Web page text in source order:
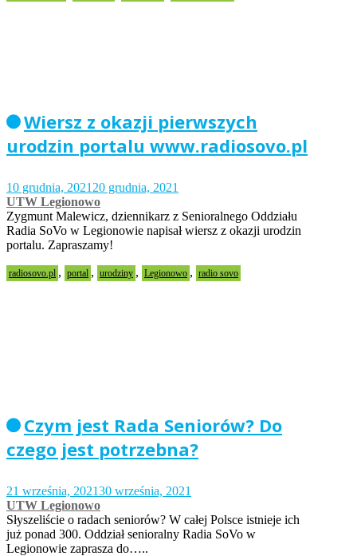
Wiersz z okazji pierwszych
urodzin portalu www.radiosovo.pl
10 grudnia, 2021 20 grudnia, 2021
UTW Legionowo
Zygmunt Malewicz, dziennikarz z Senioralnego Oddziału
Radia SoVo w Legionowie napisał wiersz z okazji urodzin
portalu. Zapraszamy!
radiosovo.pl , portal , urodziny , Legionowo , radio sovo
Czym jest Rada Seniorów? Do
czego jest potrzebna?
21 września, 202130 września, 2021
UTW Legionowo
Słyszeliście o radach seniorów? W całej Polsce istnieje ich
już ponad 300. Oddział senioralny Radia SoVo w
Legionowie zaprasza do…..